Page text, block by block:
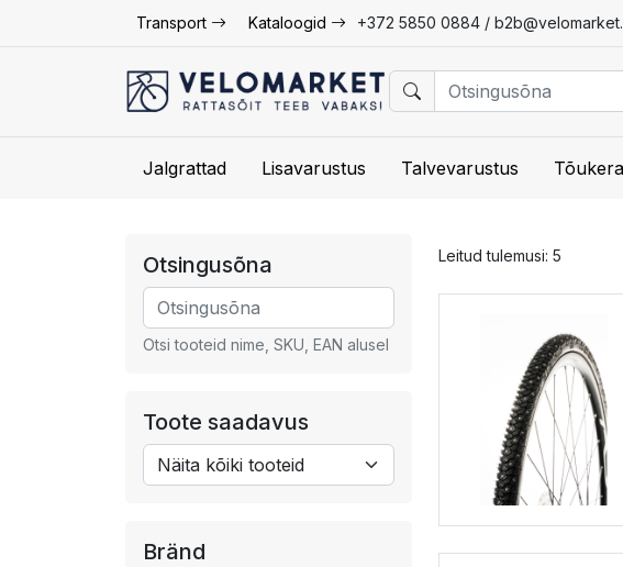
Transport Kataloogid +372 5850 0884 /
Jalgrattad Lisavarustus Talvevarustus
Otsingusõna
Otsi tooteid nime, SKU, EAN alusel
Toote saadavus
Bränd
Leitud tulemusi: 5